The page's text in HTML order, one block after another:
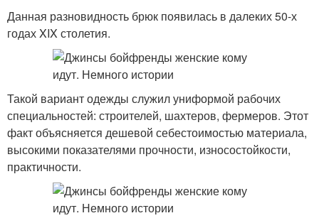
Данная разновидность брюк появилась в далеких 50-х
годах XIX столетия.
Такой вариант одежды служил униформой рабочих
специальностей: строителей, шахтеров, фермеров. Этот
факт объясняется дешевой себестоимостью материала,
высокими показателями прочности, износостойкости,
практичности.